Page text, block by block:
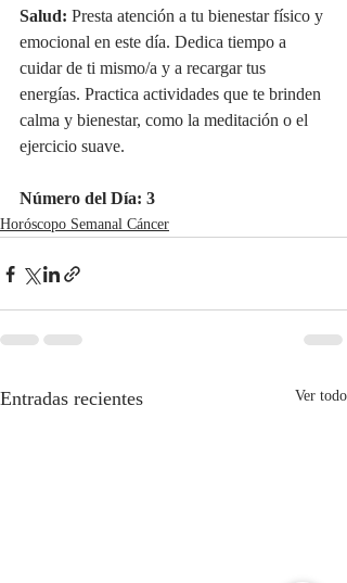
Salud: Presta atención a tu bienestar físico y
emocional en este día. Dedica tiempo a
cuidar de ti mismo/a y a recargar tus
energías. Practica actividades que te brinden
calma y bienestar, como la meditación o el
ejercicio suave.
Número del Día: 3
Horóscopo Semanal Cáncer
Entradas recientes Ver todo